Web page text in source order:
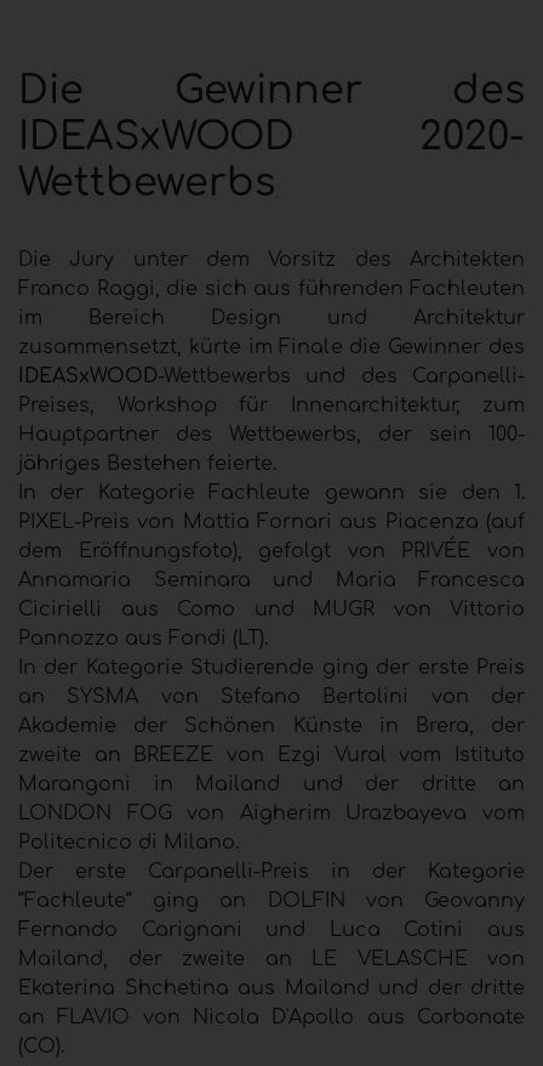
Die Gewinner des
IDEASxWOOD 2020-
Wettbewerbs
Die Jury unter dem Vorsitz des Architekten
Franco Raggi, die sich aus führenden Fachleuten
im Bereich Design und Architektur
zusammensetzt, kürte im Finale die Gewinner des
IDEASxWOOD-Wettbewerbs und des Carpanelli-
Preises, Workshop für Innenarchitektur, zum
Hauptpartner des Wettbewerbs, der sein 100-
jähriges Bestehen feierte.
In der Kategorie Fachleute gewann sie den 1.
PIXEL-Preis von Mattia Fornari aus Piacenza (auf
dem Eröffnungsfoto), gefolgt von PRIVÉE von
Annamaria Seminara und Maria Francesca
Cicirielli aus Como und MUGR von Vittorio
Pannozzo aus Fondi (LT).
In der Kategorie Studierende ging der erste Preis
an SYSMA von Stefano Bertolini von der
Akademie der Schönen Künste in Brera, der
zweite an BREEZE von Ezgi Vural vom Istituto
Marangoni in Mailand und der dritte an
LONDON FOG von Aigherim Urazbayeva vom
Politecnico di Milano.
Der erste Carpanelli-Preis in der Kategorie
“Fachleute“ ging an DOLFIN von Geovanny
Fernando Carignani und Luca Cotini aus
Mailand, der zweite an LE VELASCHE von
Ekaterina Shchetina aus Mailand und der dritte
an FLAVIO von Nicola D'Apollo aus Carbonate
(CO).